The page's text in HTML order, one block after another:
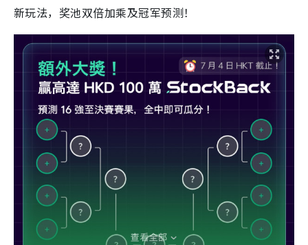
新玩法，奖池双倍加乘及冠军预测！